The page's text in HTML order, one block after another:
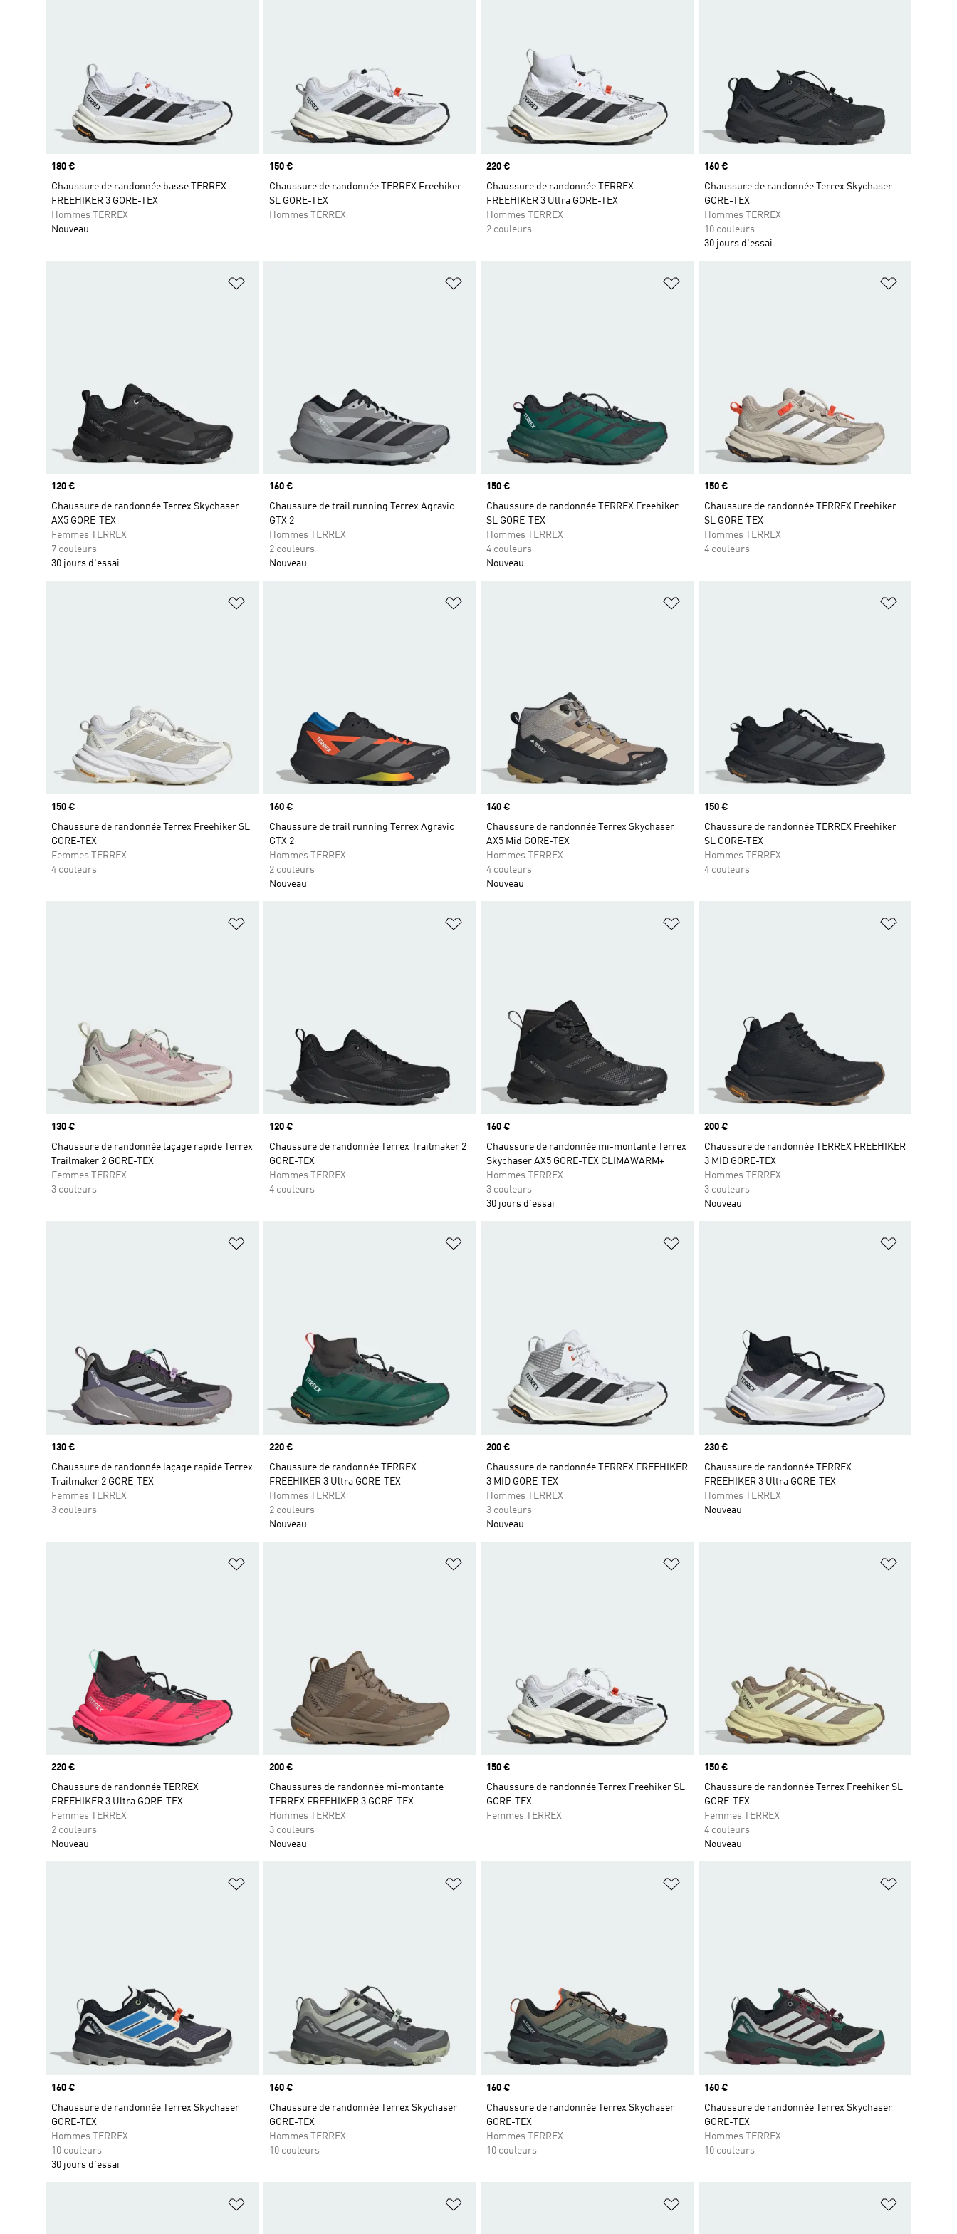
Prix
180 €
Chaussure de randonnée basse TERREX
FREEHIKER 3 GORE-TEX
Hommes TERREX
Nouveau
Prix
150 €
Chaussure de randonnée TERREX Freehiker
SL GORE-TEX
Hommes TERREX
Prix
220 €
Chaussure de randonnée TERREX
FREEHIKER 3 Ultra GORE-TEX
Hommes TERREX
2 couleurs
Prix
160 €
Chaussure de randonnée Terrex Skychaser
GORE-TEX
Hommes TERREX
10 couleurs
30 jours d'essai
Prix
120 €
Chaussure de randonnée Terrex Skychaser
AX5 GORE-TEX
Femmes TERREX
7 couleurs
30 jours d'essai
Prix
160 €
Chaussure de trail running Terrex Agravic
GTX 2
Hommes TERREX
2 couleurs
Nouveau
Prix
150 €
Chaussure de randonnée TERREX Freehiker
SL GORE-TEX
Hommes TERREX
4 couleurs
Nouveau
Prix
150 €
Chaussure de randonnée TERREX Freehiker
SL GORE-TEX
Hommes TERREX
4 couleurs
Prix
150 €
Chaussure de randonnée Terrex Freehiker SL
GORE-TEX
Femmes TERREX
4 couleurs
Prix
160 €
Chaussure de trail running Terrex Agravic
GTX 2
Hommes TERREX
2 couleurs
Nouveau
Prix
140 €
Chaussure de randonnée Terrex Skychaser
AX5 Mid GORE-TEX
Hommes TERREX
4 couleurs
Nouveau
Prix
150 €
Chaussure de randonnée TERREX Freehiker
SL GORE-TEX
Hommes TERREX
4 couleurs
Prix
130 €
Chaussure de randonnée laçage rapide Terrex
Trailmaker 2 GORE-TEX
Femmes TERREX
3 couleurs
Prix
120 €
Chaussure de randonnée Terrex Trailmaker 2
GORE-TEX
Hommes TERREX
4 couleurs
Prix
160 €
Chaussure de randonnée mi-montante Terrex
Skychaser AX5 GORE-TEX CLIMAWARM+
Hommes TERREX
3 couleurs
30 jours d'essai
Prix
200 €
Chaussure de randonnée TERREX FREEHIKER
3 MID GORE-TEX
Hommes TERREX
3 couleurs
Nouveau
Prix
130 €
Chaussure de randonnée laçage rapide Terrex
Trailmaker 2 GORE-TEX
Femmes TERREX
3 couleurs
Prix
220 €
Chaussure de randonnée TERREX
FREEHIKER 3 Ultra GORE-TEX
Hommes TERREX
2 couleurs
Nouveau
Prix
200 €
Chaussure de randonnée TERREX FREEHIKER
3 MID GORE-TEX
Hommes TERREX
3 couleurs
Nouveau
Prix
230 €
Chaussure de randonnée TERREX
FREEHIKER 3 Ultra GORE-TEX
Hommes TERREX
Nouveau
Prix
220 €
Chaussure de randonnée TERREX
FREEHIKER 3 Ultra GORE-TEX
Femmes TERREX
2 couleurs
Nouveau
Prix
200 €
Chaussures de randonnée mi-montante
TERREX FREEHIKER 3 GORE-TEX
Hommes TERREX
3 couleurs
Nouveau
Prix
150 €
Chaussure de randonnée Terrex Freehiker SL
GORE-TEX
Femmes TERREX
Prix
150 €
Chaussure de randonnée Terrex Freehiker SL
GORE-TEX
Femmes TERREX
4 couleurs
Nouveau
Prix
160 €
Chaussure de randonnée Terrex Skychaser
GORE-TEX
Hommes TERREX
10 couleurs
30 jours d'essai
Prix
160 €
Chaussure de randonnée Terrex Skychaser
GORE-TEX
Hommes TERREX
10 couleurs
Prix
160 €
Chaussure de randonnée Terrex Skychaser
GORE-TEX
Hommes TERREX
10 couleurs
Prix
160 €
Chaussure de randonnée Terrex Skychaser
GORE-TEX
Hommes TERREX
10 couleurs